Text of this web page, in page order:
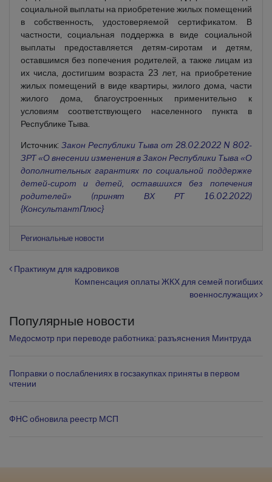
социальной выплаты на приобретение жилых помещений
в собственность, удостоверяемой сертификатом. В
частности, социальная поддержка в виде социальной
выплаты предоставляется детям-сиротам и детям,
оставшимся без попечения родителей, а также лицам из
их числа, достигшим возраста 23 лет, на приобретение
жилых помещений в виде квартиры, жилого дома, части
жилого дома, благоустроенных применительно к
условиям соответствующего населенного пункта в
Республике Тыва.
Источник: Закон Республики Тыва от 28.02.2022 N 802-
ЗРТ «О внесении изменения в Закон Республики Тыва «О
дополнительных гарантиях по социальной поддержке
детей-сирот и детей, оставшихся без попечения
родителей» (принят ВХ РТ 16.02.2022)
{КонсультантПлюс}
Региональные новости
Навигация по записям
Практикум для кадровиков
Компенсация оплаты ЖКХ для семей погибших
военнослужащих
Популярные новости
Медосмотр при переводе работника: разъяснения Минтруда
Поправки о послаблениях в госзакупках приняты в первом
чтении
ФНС обновила реестр МСП